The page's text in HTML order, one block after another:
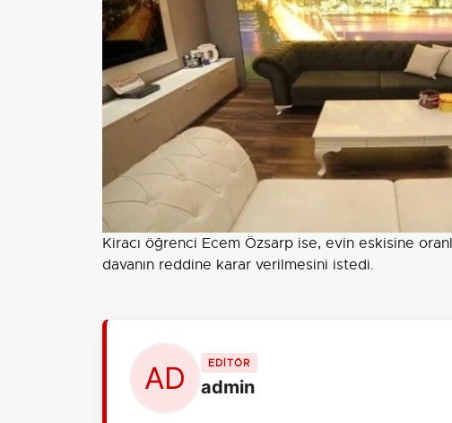
Kiracı öğrenci Ecem Özsarp ise, evin eskisine
davanın reddine karar verilmesini istedi.
EDİTÖR
admin